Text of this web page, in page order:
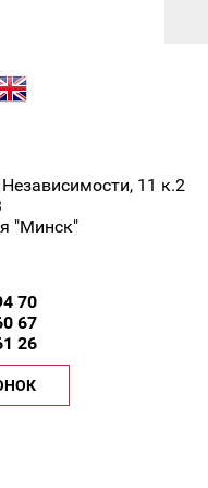
11 к.2
"Минск"
70
67
26